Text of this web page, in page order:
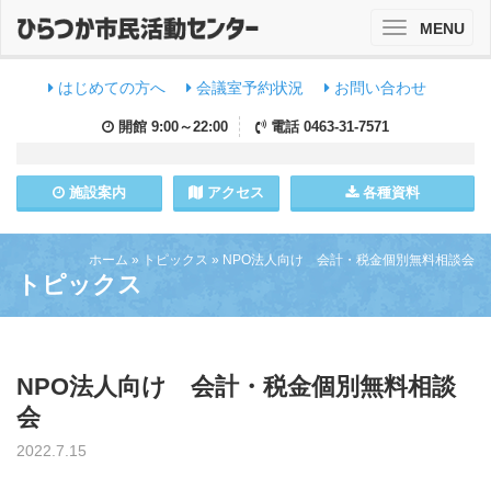
はじめての方へ 会議室予約状況 お問い合わせ
開館 9:00～22:00 電話 0463-31-7571
施設案内 アクセス 各種資料
ToggleMENU
ホーム » トピックス » NPO法人向け 会計・税金個別無料相談会
トピックス
NPO法人向け 会計・税金個別無料相談
会
2022.7.15